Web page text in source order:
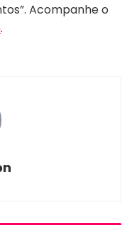
Acompanhe o
.